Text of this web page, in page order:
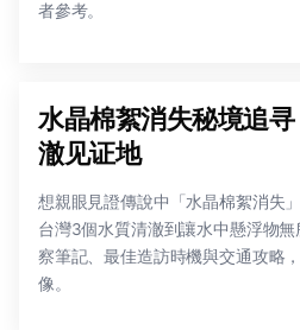
者參考。
水晶棉絮消失秘境追
澈见证地
想親眼見證傳說中「水晶棉絮消失
台灣3個水質清澈到讓水中懸浮物
察筆記、最佳造訪時機與交通攻略
像。